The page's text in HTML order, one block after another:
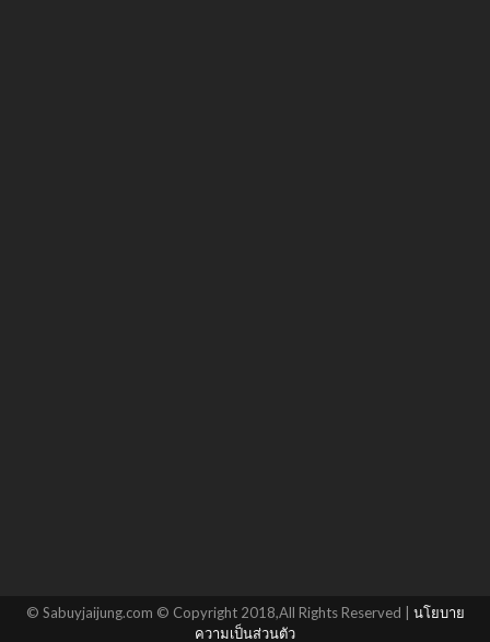
© Sabuyjaijung.com © Copyright 2018,All Rights Reserved | นโยบาย
ความเป็นส่วนตัว